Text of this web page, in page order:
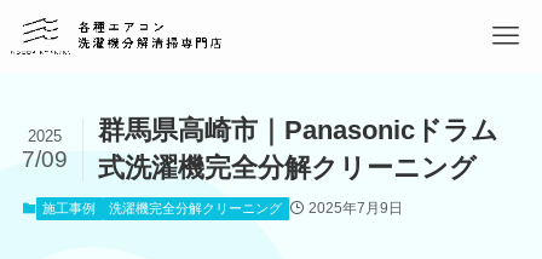
群馬県高崎市｜Panasonicドラム
式洗濯機完全分解クリーニング
2025
7/09
施工事例 洗濯機完全分解クリーニング 2025年7月9日